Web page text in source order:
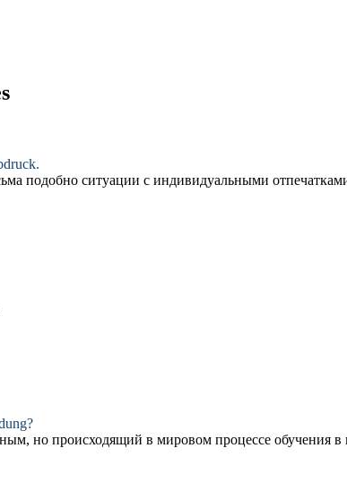
подобно ситуации с индивидуальными
но происходящий в мировом процессе обучения в